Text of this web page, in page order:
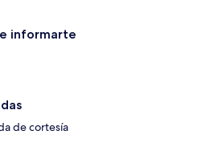
informarte
de cortesía